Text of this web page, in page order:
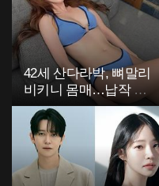
42세 산다라박, 뼈말리
비키니 몸매…납작 복
부에 깜짝